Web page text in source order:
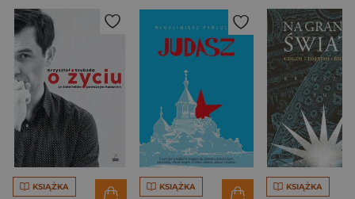
KSIĄŻKA KSIĄŻKA KSIĄŻKA